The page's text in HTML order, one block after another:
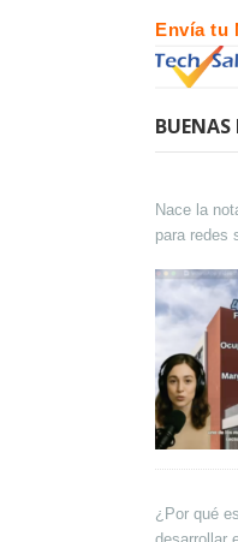
Envía tu
BUENAS
Nace la
para redes
¿Por qué